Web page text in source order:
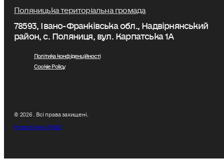
Поляницька територіальна громада
78593, Івано-Франківська обл., Надвірнянський
район, с. Поляниця, вул. Карпатська 1А
Політика конфіденційності
Cookie Policy
© 2026 . Всі права захищені.
Розроблено W&D